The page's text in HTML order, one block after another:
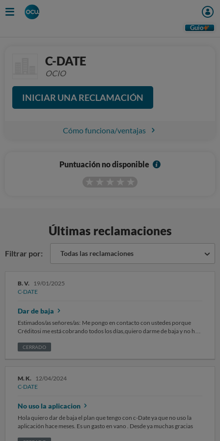
Guio
C-DATE
OCIO
INICIAR UNA RECLAMACIÓN
Cómo funciona/ventajas
Puntuación no disponible
I
Últimas reclamaciones
Filtrar por: Todas las reclamaciones
B. V. 19/01/2025
C-DATE
Dar de baja
Estimados/as señores/as: Me pongo en contacto con ustedes porque
Créditosi me está cobrando todos los días,quiero darme de baja y no hay
particular, atentamente. Recuerda no incluir ningún dato personal o
CERRADO
M. K. 12/04/2024
C-DATE
No uso la aplicacion
Hola quiero dar de baja el plan que tengo con c-Date ya que no uso la
aplicación hace meses. Es un gasto en vano . Desde ya muchas gracias